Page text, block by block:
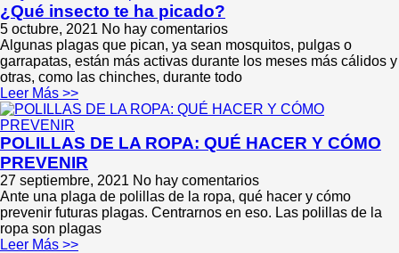
¿Qué insecto te ha picado?
5 octubre, 2021 No hay comentarios
Algunas plagas que pican, ya sean mosquitos, pulgas o
garrapatas, están más activas durante los meses más cálidos y
otras, como las chinches, durante todo
Leer Más >>
POLILLAS DE LA ROPA: QUÉ HACER Y CÓMO
PREVENIR
27 septiembre, 2021 No hay comentarios
Ante una plaga de polillas de la ropa, qué hacer y cómo
prevenir futuras plagas. Centrarnos en eso. Las polillas de la
ropa son plagas
Leer Más >>